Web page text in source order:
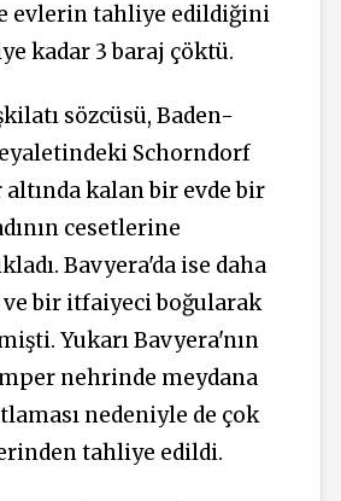
evlerin tahliye edildiğini
kadar 3 baraj çöktü.
sözcüsü, Baden-
Schorndorf
kalan bir evde bir
cesetlerine
Bavyera'da ise daha
ve bir itfaiyeci boğularak
Yukarı Bavyera'nın
nehrinde meydana
nedeniyle de çok
tahliye edildi.